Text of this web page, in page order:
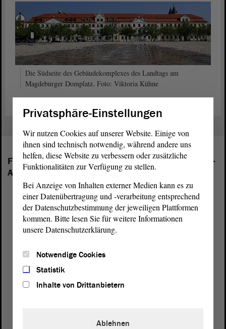
Die Südseite des Gebäudekomplexes des Landtags am
Magdeburger Domplatz. Foto: Viktoria Kühne
Folgende Fraktionen sind im Landtag von Sachsen-
Anhalt vertreten:
Privatsphäre-Einstellungen
Wir nutzen Cookies auf unserer Website. Einige von
ihnen sind technisch notwendig, während andere uns
helfen, diese Website zu verbessern oder zusätzliche
Funktionalitäten zur Verfügung zu stellen.
Bei Anzeige von Inhalten externer Medien kann es zu
einer Datenübertragung und -verarbeitung entsprechend
der Datenschutzbestimmung der jeweiligen Plattformen
kommen. Bitte lesen Sie für weitere Informationen
unsere Datenschutzerklärung.
Notwendige Cookies
Statistik
Inhalte von Drittanbietern
Ablehnen